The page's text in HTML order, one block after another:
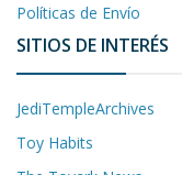
Políticas de Envío
SITIOS DE INTERÉS
JediTempleArchives
Toy Habits